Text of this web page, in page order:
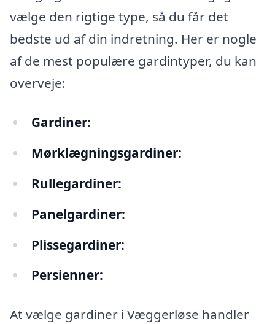
vælge den rigtige type, så du får det
bedste ud af din indretning. Her er nogle
af de mest populære gardintyper, du kan
overveje:
Gardiner:
Mørklægningsgardiner:
Rullegardiner:
Panelgardiner:
Plissegardiner:
Persienner:
At vælge gardiner i Væggerløse handler